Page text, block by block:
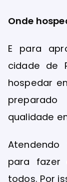
Onde
E para
cidade de
hospedar
qualidade
para
todos. Por